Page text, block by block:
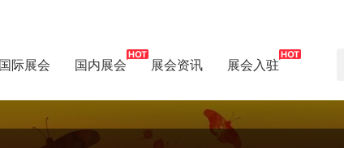
国际展会 国内展会 展会资讯 展会入驻